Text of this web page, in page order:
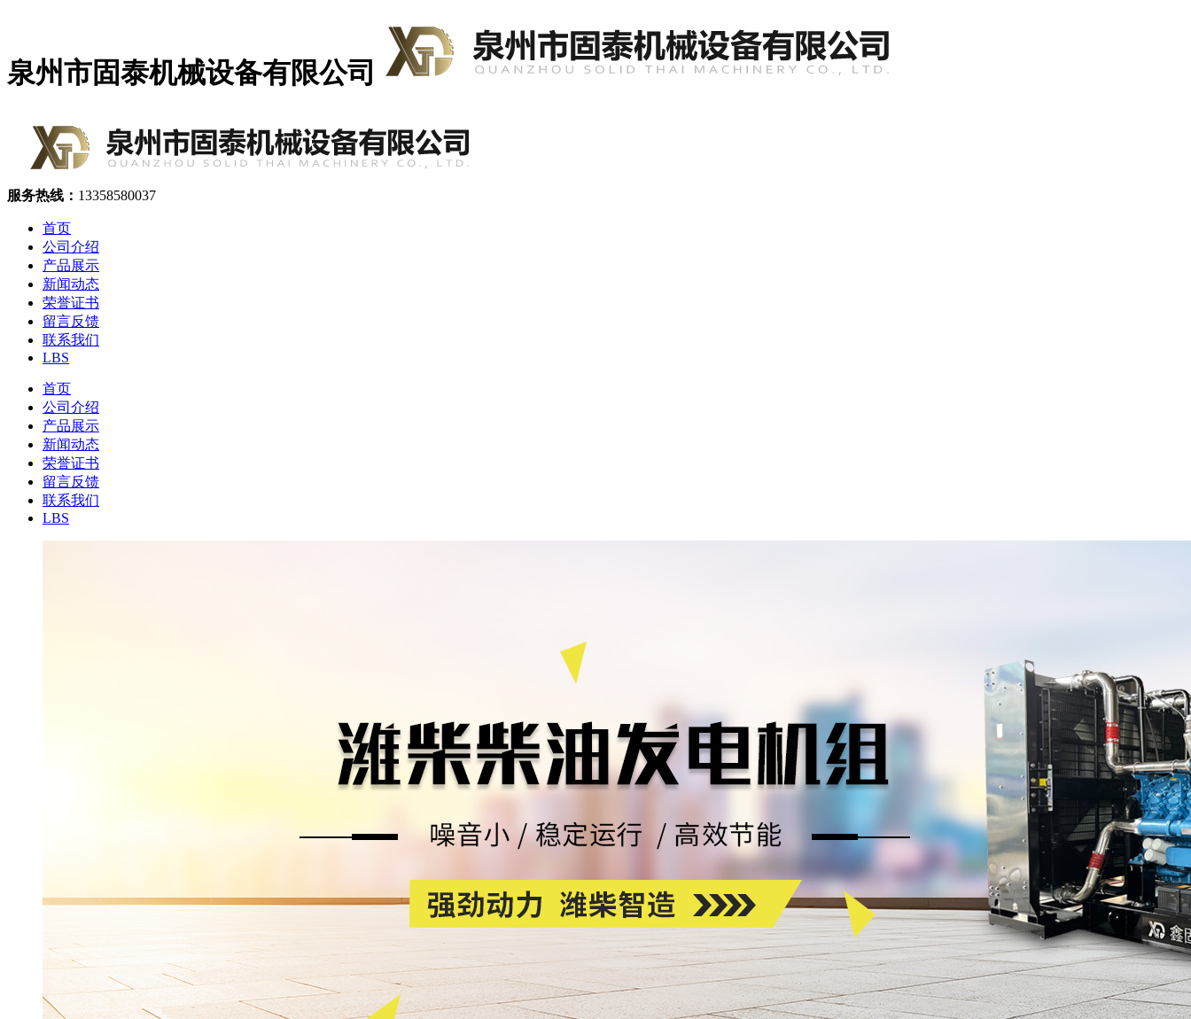
泉州市固泰机械设备有限公司
服务热线： 13358580037
首页
公司介绍
产品展示
新闻动态
荣誉证书
留言反馈
联系我们
LBS
首页
公司介绍
产品展示
新闻动态
荣誉证书
留言反馈
联系我们
LBS